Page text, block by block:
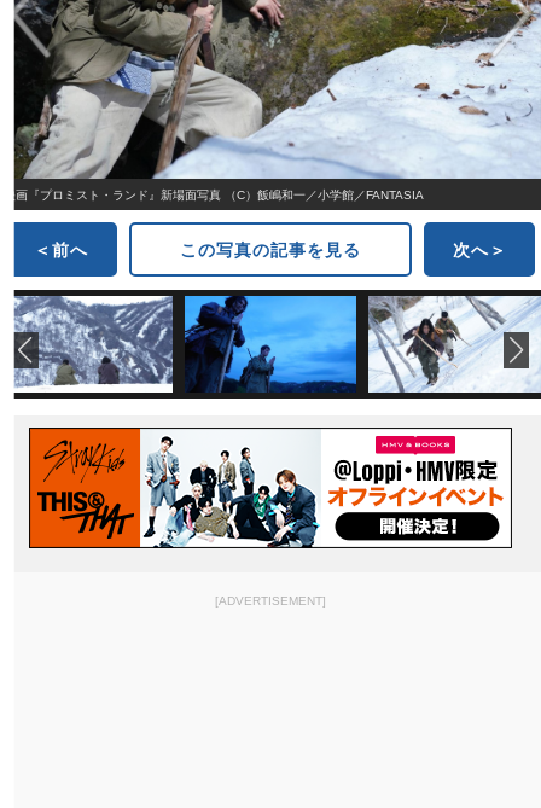
映画『プロミスト・ランド』新場面写真 （C）飯嶋和一／小学館／FANTASIA
＜前へ この写真の記事を見る 次へ＞
[ADVERTISEMENT]